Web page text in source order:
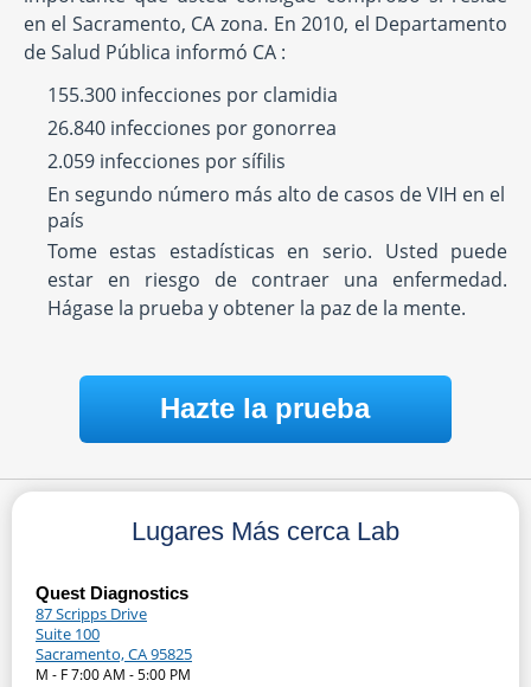
en el Sacramento, CA zona. En 2010, el Departamento
de Salud Pública informó CA :
155.300 infecciones por clamidia
26.840 infecciones por gonorrea
2.059 infecciones por sífilis
En segundo número más alto de casos de VIH en el
país
Tome estas estadísticas en serio. Usted puede
estar en riesgo de contraer una enfermedad.
Hágase la prueba y obtener la paz de la mente.
Hazte la prueba
Lugares Más cerca Lab
Quest Diagnostics
87 Scripps Drive
Suite 100
Sacramento, CA 95825
M - F 7:00 AM - 5:00 PM